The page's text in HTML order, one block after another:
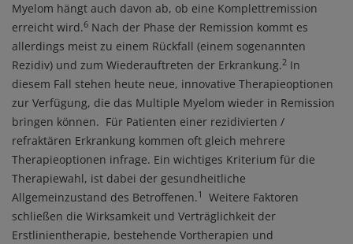
Myelom hängt auch davon ab, ob eine Komplettremission
erreicht wird.6 Nach der Phase der Remission kommt es
allerdings meist zu einem Rückfall (einem sogenannten
Rezidiv) und zum Wiederauftreten der Erkrankung.2 In
diesem Fall stehen heute neue, innovative Therapieoptionen
zur Verfügung, die das Multiple Myelom wieder in Remission
bringen können. Für Patienten einer rezidivierten /
refraktären Erkrankung kommen oft gleich mehrere
Therapieoptionen infrage. Ein wichtiges Kriterium für die
Therapiewahl, ist dabei der gesundheitliche
Allgemeinzustand des Betroffenen.1
Weitere Faktoren
schließen die Wirksamkeit und Verträglichkeit der
Erstlinientherapie, bestehende Vortherapien und